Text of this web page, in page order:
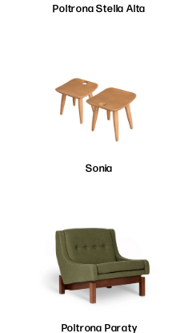
Poltrona Stella Alta
Sonia
Poltrona Paraty